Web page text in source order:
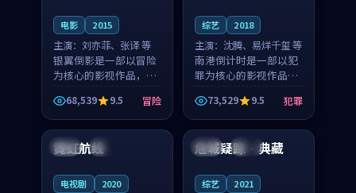
电影 2015
主演： 刘亦菲、张译 等
银翼倒影是一部以冒险
为核心的影视作品，围
绕危机、反转与人物成
长展开，整体节奏紧
凑，值得推荐观看。
68,539 9.5 冒险
综艺 2018
主演： 沈腾、易烊千玺 等
南港倒计时是一部以犯
罪为核心的影视作品，
围绕危机、反转与人物
成长展开，整体节奏紧
凑，值得推荐观看。
73,529 9.5 犯罪
中国 院线
霓虹航线
电视剧 2020
中国 院线
危城疑踪·典藏
综艺 2021